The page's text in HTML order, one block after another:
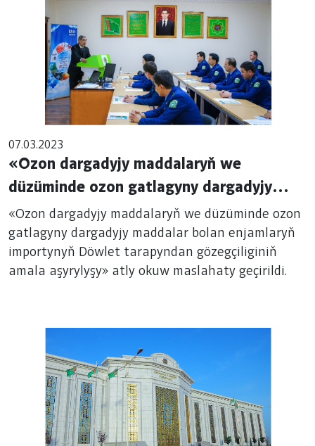
07.03.2023
«Ozon dargadyjy maddalaryň we
düzüminde ozon gatlagyny dargadyjy
maddalar bolan enjamlaryň importynyň
Döwlet tarapyndan gözegçiliginiň amala
aşyrylyşy» atly okuw maslahaty geçirildi.
«Ozon dargadyjy maddalaryň we düzüminde ozon
gatlagyny dargadyjy maddalar bolan enjamlaryň
importynyň Döwlet tarapyndan gözegçiliginiň
amala aşyrylyşy» atly okuw maslahaty geçirildi.